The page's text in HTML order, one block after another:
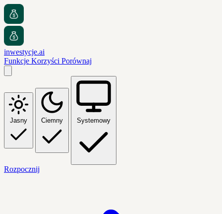
inwestycje.ai
Funkcje Korzyści Porównaj
Jasny Ciemny Systemowy
Rozpocznij